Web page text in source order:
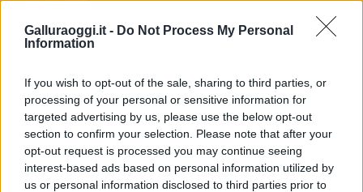
Galluraoggi.it - Do Not Process My Personal
Information
If you wish to opt-out of the sale, sharing to third parties, or
processing of your personal or sensitive information for
targeted advertising by us, please use the below opt-out
section to confirm your selection. Please note that after your
opt-out request is processed you may continue seeing
interest-based ads based on personal information utilized by
us or personal information disclosed to third parties prior to
Gallura, finti clienti svuotano le suite: furto da
50mila nel resort
Meteo Olbia 7 agosto, sole e caldo tornano
protagonisti
Test tunnel Olbia: rampe chiuse ancora fino a
fine agosto